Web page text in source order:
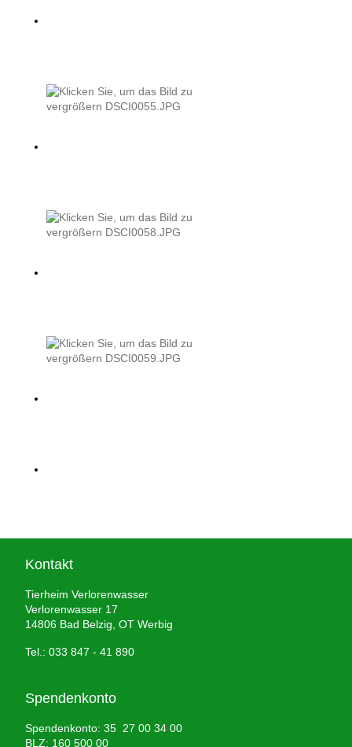
Kontakt
Tierheim Verlorenwasser
Verlorenwasser 17
14806 Bad Belzig, OT Werbig
Tel.: 033 847 - 41 890
Spendenkonto
Spendenkonto: 35 27 00 34 00
BLZ: 160 500 00